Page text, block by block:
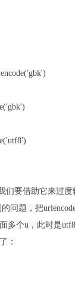
们要借助它来过度
问题，把
多个u，此时是
：